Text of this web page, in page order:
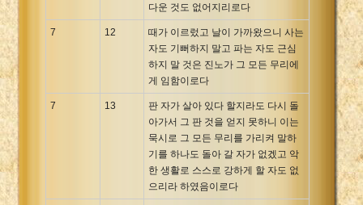
다운 것도 없어지리로다
7 12
때가 이르렀고 날이 가까왔으니 사는
자도 기뻐하지 말고 파는 자도 근심
하지 말 것은 진노가 그 모든 무리에
게 임함이로다
7 13
판 자가 살아 있다 할지라도 다시 돌
아가서 그 판 것을 얻지 못하니 이는
묵시로 그 모든 무리를 가리켜 말하
기를 하나도 돌아 갈 자가 없겠고 악
한 생활로 스스로 강하게 할 자도 없
으리라 하였음이로다